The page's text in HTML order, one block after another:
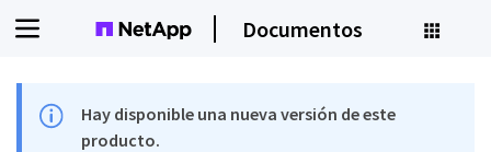
Documentos
Hay disponible una nueva versión de este
producto.